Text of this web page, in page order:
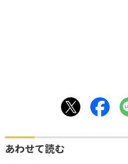
あわせて読む